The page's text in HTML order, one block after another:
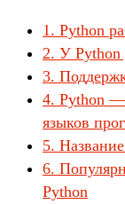
1. Python
2. У Python
3.
4. Python —
языков
5.
6.
Python